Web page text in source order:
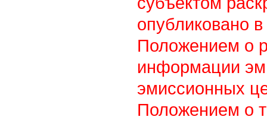
опубликовано в
Положением о
информации
эмиссионных
Положением о